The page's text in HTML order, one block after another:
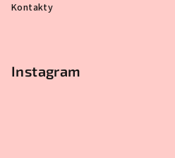
Kontakty
Instagram